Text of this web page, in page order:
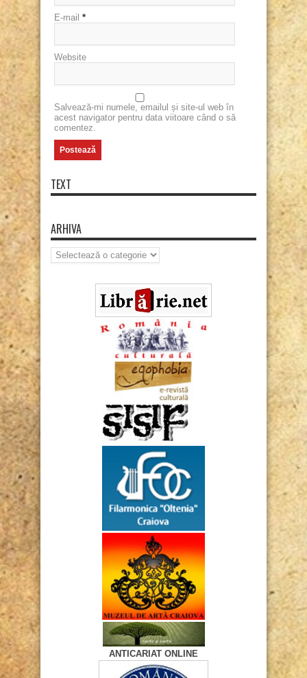
E-mail *
Website
Salvează-mi numele, emailul și site-ul web în
acest navigator pentru data viitoare când o să
comentez.
TEXT
ARHIVA
Arhiva
ANTICARIAT ONLINE